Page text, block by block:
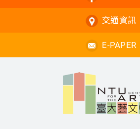
交通資訊
E-PAPER